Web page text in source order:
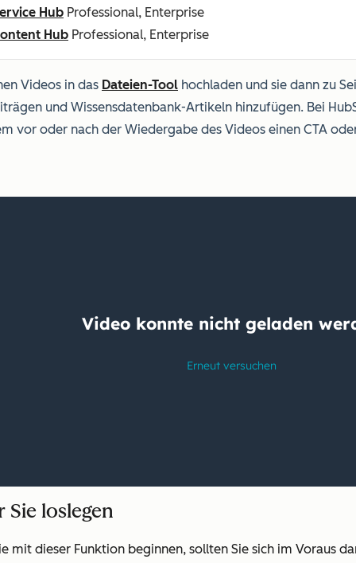
Hub Professional, Enterprise
Hub Professional, Enterprise
Videos in das Dateien-Tool hochladen und sie dann zu
und Wissensdatenbank-Artikeln hinzufügen. Bei
vor oder nach der Wiedergabe des Videos einen CTA
Sie loslegen
mit dieser Funktion beginnen, sollten Sie sich im Voraus